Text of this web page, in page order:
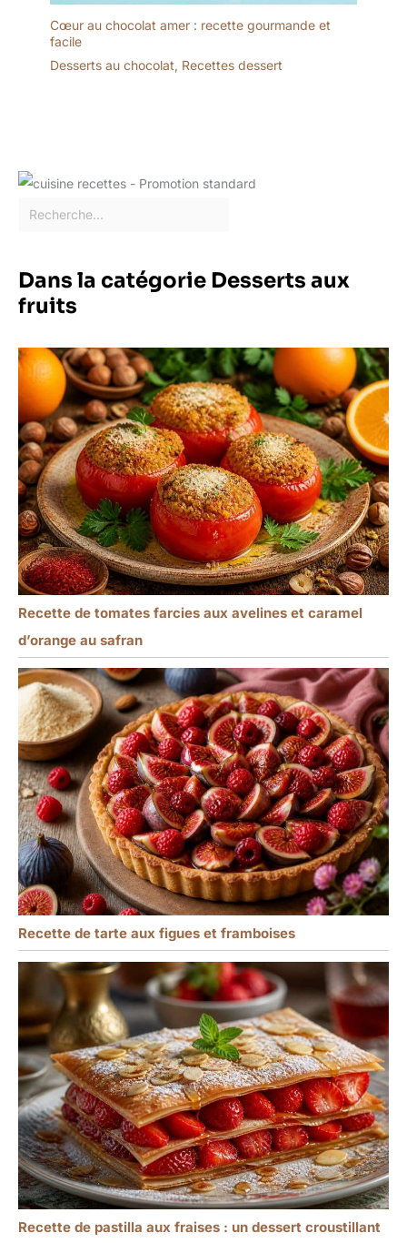
D'autres séries de la
marque vancasso telles
Mandala, Macaron, Bella,
Cœur au chocolat amer : recette gourmande et
facile
Desserts au chocolat, Recettes dessert
Dans la catégorie Desserts aux
fruits
Recette de tomates farcies aux avelines et caramel
d’orange au safran
Recette de tarte aux figues et framboises
Recette de pastilla aux fraises : un dessert croustillant